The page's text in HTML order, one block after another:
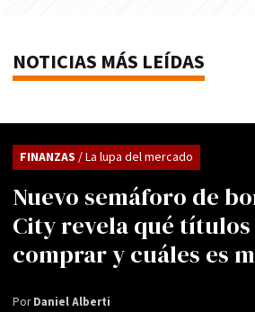
NOTICIAS MÁS LEÍDAS
Nuevo semáforo de
City revela qué
comprar y cuáles es
FINANZAS / La lupa del mercado
PorDaniel Alberti